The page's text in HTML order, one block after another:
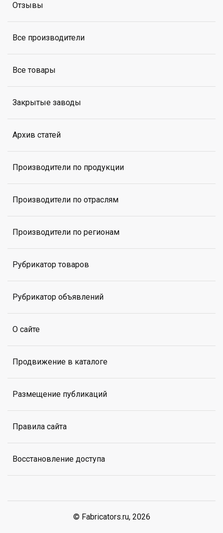
Отзывы
Все производители
Все товары
Закрытые заводы
Архив статей
Производители по продукции
Производители по отраслям
Производители по регионам
Рубрикатор товаров
Рубрикатор объявлений
О сайте
Продвижение в каталоге
Размещение публикаций
Правила сайта
Восстановление доступа
© Fabricators.ru, 2026